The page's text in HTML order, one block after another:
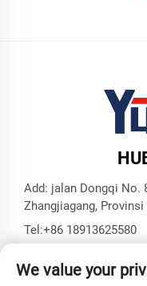
Add: jalan Dongqi No.
Zhangjiagang,
Tel:+86 18913625580
We value your